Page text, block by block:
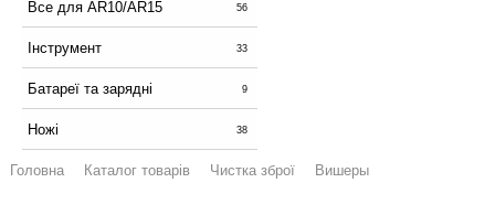
Все для AR10/AR15 56
Інструмент 33
Батареї та зарядні 9
Ножі 38
Головна Каталог товарів Чистка зброї Вишеры